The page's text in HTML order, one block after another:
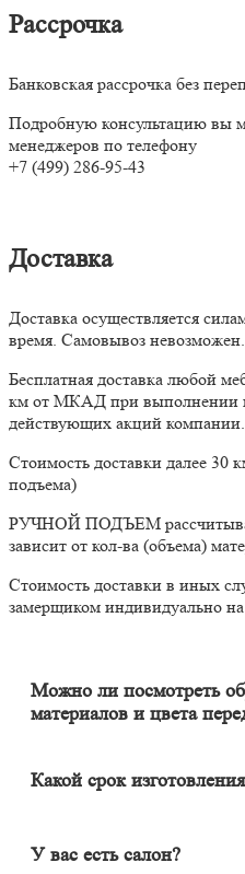
Рассрочка
Банковская рассрочка без
Подробную консультацию вы
менеджеров по телефону
+7 (499) 286-95-43
Доставка
Доставка осуществляется
время. Самовывоз невозможен.
Бесплатная доставка любой
км от МКАД при выполнении
действующих акций компании.
Стоимость доставки далее
подъема)
РУЧНОЙ ПОДЪЕМ
зависит от кол-ва (объема)
Стоимость доставки в иных
замерщиком индивидуально на
Можно ли посмотреть
материалов и цвета
месте в собственном освещении
Какой срок
среднем цикл производства
У вас есть салон?